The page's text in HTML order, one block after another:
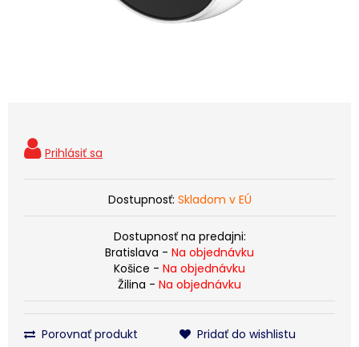
Dostupnosť: Skladom v EÚ
Dostupnosť na predajni:
Bratislava - Na objednávku
Košice - Na objednávku
Žilina - Na objednávku
Porovnať produkt Pridať do wishlistu